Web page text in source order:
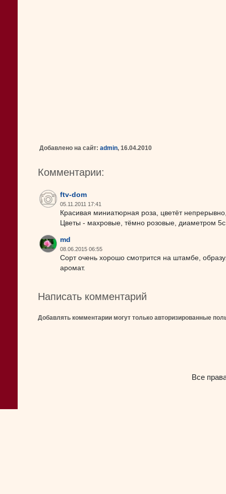
Добавлено на сайт: admin, 16.04.2010
Комментарии:
ftv-dom
05.11.2011 17:41
Красивая миниатюрная роза, цветёт
Цветы - махровые, тёмно розовые, диаметром
md
08.06.2015 06:55
Сорт очень хорошо смотрится на штамбе,
аромат.
Написать комментарий
Добавлять комментарии могут только авторизированные
Все